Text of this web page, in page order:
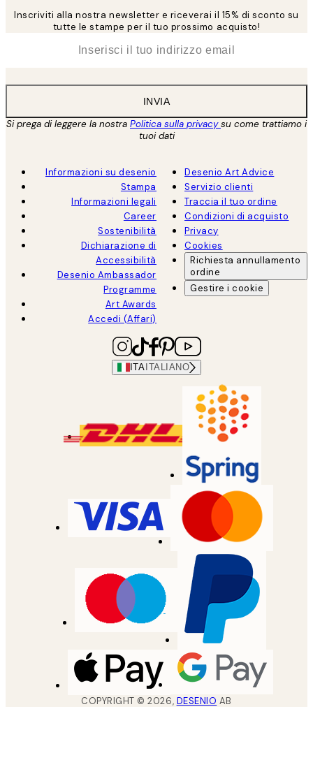
Inscriviti alla nostra newsletter e riceverai il 15% di sconto su
tutte le stampe per il tuo prossimo acquisto!
INVIA
Si prega di leggere la nostra Politica sulla privacysu come trattiamo i
tuoi dati
Informazioni su desenio
Stampa
Informazioni legali
Career
Sostenibilità
Dichiarazione di
Accessibilità
Desenio Ambassador
Programme
Art Awards
Accedi (Affari)
Desenio Art Advice
Servizio clienti
Traccia il tuo ordine
Condizioni di acquisto
Privacy
Cookies
Richiesta annullamento
ordine
Gestire i cookie
ITA ITALIANO
COPYRIGHT ©2026, DESENIO AB